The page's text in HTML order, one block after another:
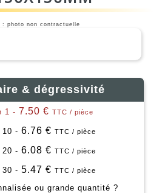
: photo non contractuelle
& dégressivité
1 - 7.50 € TTC / pièce
10 - 6.76 € TTC / pièce
20 - 6.08 € TTC / pièce
30 - 5.47 € TTC / pièce
ou grande quantité ?